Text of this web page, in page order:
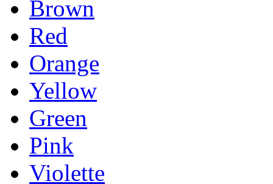
Brown
Red
Orange
Yellow
Green
Pink
Violette